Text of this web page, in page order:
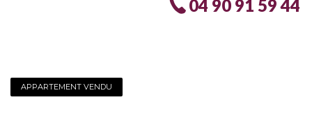
04 90 91 59 44
APPARTEMENT VENDU